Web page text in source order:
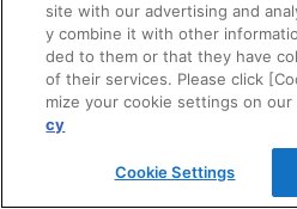
各種データダウンロード
WEB見積・各種シミュレーション
修理・点検
site with our advertising and
y combine it with other
ded to them or that they have
of their services. Please click
mize your cookie settings on
cy
Cookie Settings